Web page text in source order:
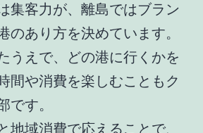
集客力が、離島ではブラン
のあり方を決めています。
うえで、どの港に行くかを
間や消費を楽しむこともク
です。
地域消費で応えることで、